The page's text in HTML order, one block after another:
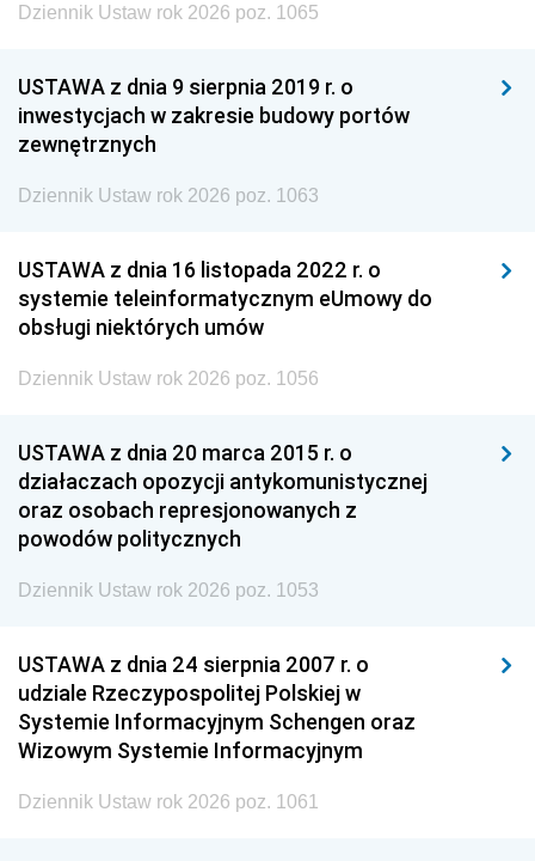
Dziennik Ustaw rok 2026 poz. 1065
USTAWA z dnia 9 sierpnia 2019 r. o
inwestycjach w zakresie budowy portów
zewnętrznych
Dziennik Ustaw rok 2026 poz. 1063
USTAWA z dnia 16 listopada 2022 r. o
systemie teleinformatycznym eUmowy do
obsługi niektórych umów
Dziennik Ustaw rok 2026 poz. 1056
USTAWA z dnia 20 marca 2015 r. o
działaczach opozycji antykomunistycznej
oraz osobach represjonowanych z
powodów politycznych
Dziennik Ustaw rok 2026 poz. 1053
USTAWA z dnia 24 sierpnia 2007 r. o
udziale Rzeczypospolitej Polskiej w
Systemie Informacyjnym Schengen oraz
Wizowym Systemie Informacyjnym
Dziennik Ustaw rok 2026 poz. 1061